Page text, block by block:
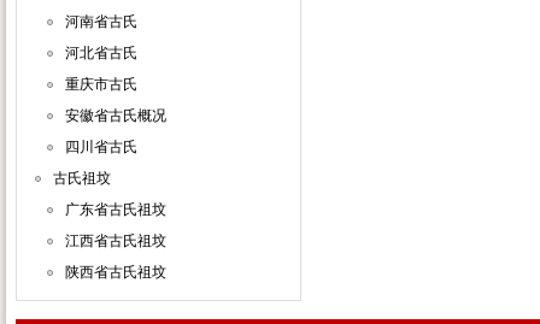
河南省古氏
河北省古氏
重庆市古氏
安徽省古氏概况
四川省古氏
古氏祖坟
广东省古氏祖坟
江西省古氏祖坟
陕西省古氏祖坟